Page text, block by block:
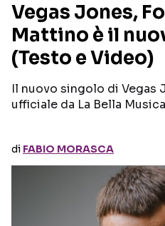
RECENSIONI MUSICALI
INTERVISTE
GOSSIP E CURIOSITÀ
Seguici
Vegas Jones,
Mattino è il
(Testo e Video)
Il nuovo singolo di Vegas
ufficiale da La Bella
di FABIO MORASCA